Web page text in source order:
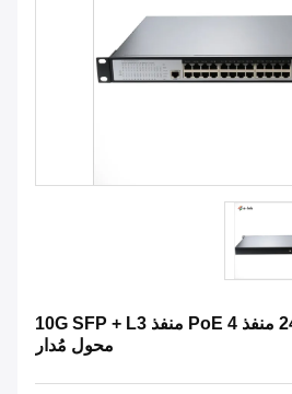
محول تجاري مُدار 24 منفذ PoE 4 منفذ 10G SFP + L3
محول مُدار